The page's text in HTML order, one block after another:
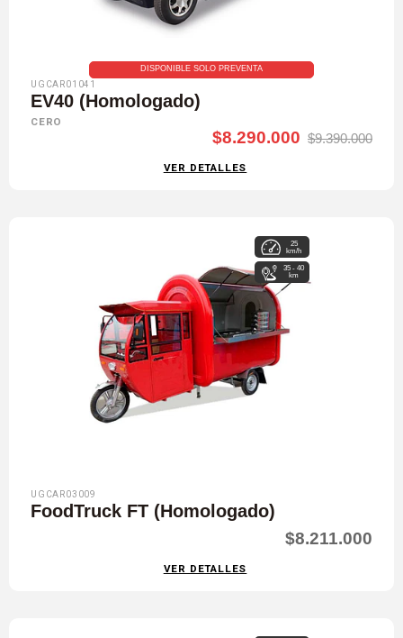
DISPONIBLE SOLO PREVENTA
UGCAR01041
EV40 (Homologado)
CERO
$8.290.000 $9.390.000
VER DETALLES
25
km/h
35 - 40
km
UGCAR03009
FoodTruck FT (Homologado)
$8.211.000
VER DETALLES